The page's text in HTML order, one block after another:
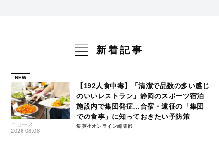
新着記事
NEW
ニュース
2026.08.08
【192人食中毒】「清潔で品数の多い感じ
のいいレストラン」静岡のスポーツ宿泊
施設内で集団発症…合宿・遠征の「集団
での食事」に知っておきたい予防策
集英社オンライン編集部